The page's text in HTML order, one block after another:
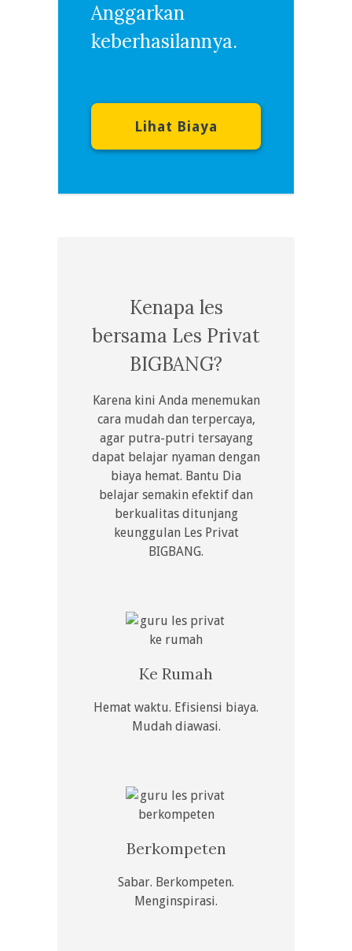
Anggarkan
keberhasilannya.
Lihat Biaya
Kenapa les
bersama Les Privat
BIGBANG?
Karena kini Anda menemukan
cara mudah dan terpercaya,
agar putra-putri tersayang
dapat belajar nyaman dengan
biaya hemat. Bantu Dia
belajar semakin efektif dan
berkualitas ditunjang
keunggulan Les Privat
BIGBANG.
Ke Rumah
Hemat waktu. Efisiensi biaya.
Mudah diawasi.
Berkompeten
Sabar. Berkompeten.
Menginspirasi.